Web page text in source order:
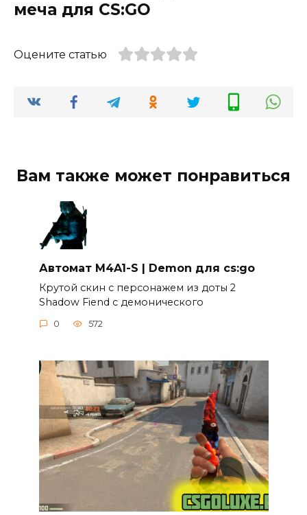
меча для CS:GO
Оцените статью
Вам также может понравиться
Автомат M4A1-S | Demon для cs:go
Крутой скин c персонажем из доты 2
Shadow Fiend c демонического
0 572